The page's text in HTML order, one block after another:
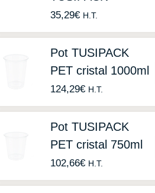
35,29€ H.T.
Pot TUSIPACK
PET cristal 1000ml
124,29€ H.T.
Pot TUSIPACK
PET cristal 750ml
102,66€ H.T.